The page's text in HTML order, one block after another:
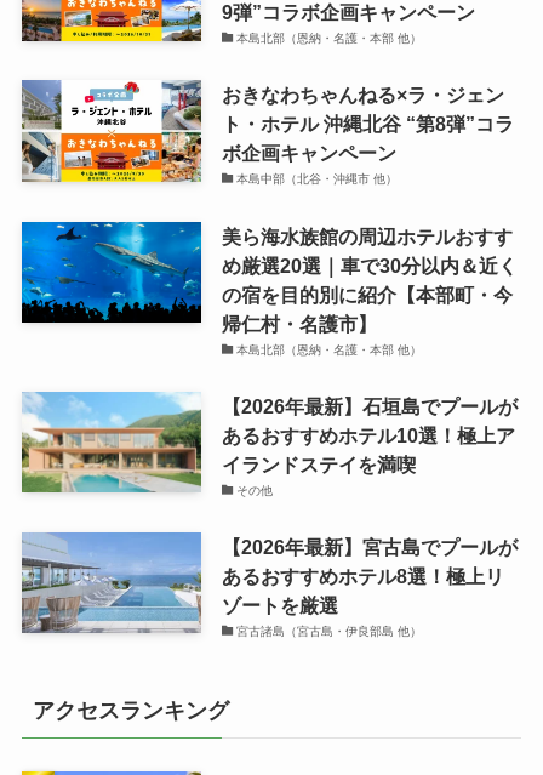
9弾”コラボ企画キャンペーン
本島北部（恩納・名護・本部 他）
おきなわちゃんねる×ラ・ジェン
ト・ホテル 沖縄北谷 “第8弾”コラ
ボ企画キャンペーン
本島中部（北谷・沖縄市 他）
美ら海水族館の周辺ホテルおすす
め厳選20選｜車で30分以内＆近く
の宿を目的別に紹介【本部町・今
帰仁村・名護市】
本島北部（恩納・名護・本部 他）
【2026年最新】石垣島でプールが
あるおすすめホテル10選！極上ア
イランドステイを満喫
その他
【2026年最新】宮古島でプールが
あるおすすめホテル8選！極上リ
ゾートを厳選
宮古諸島（宮古島・伊良部島 他）
アクセスランキング